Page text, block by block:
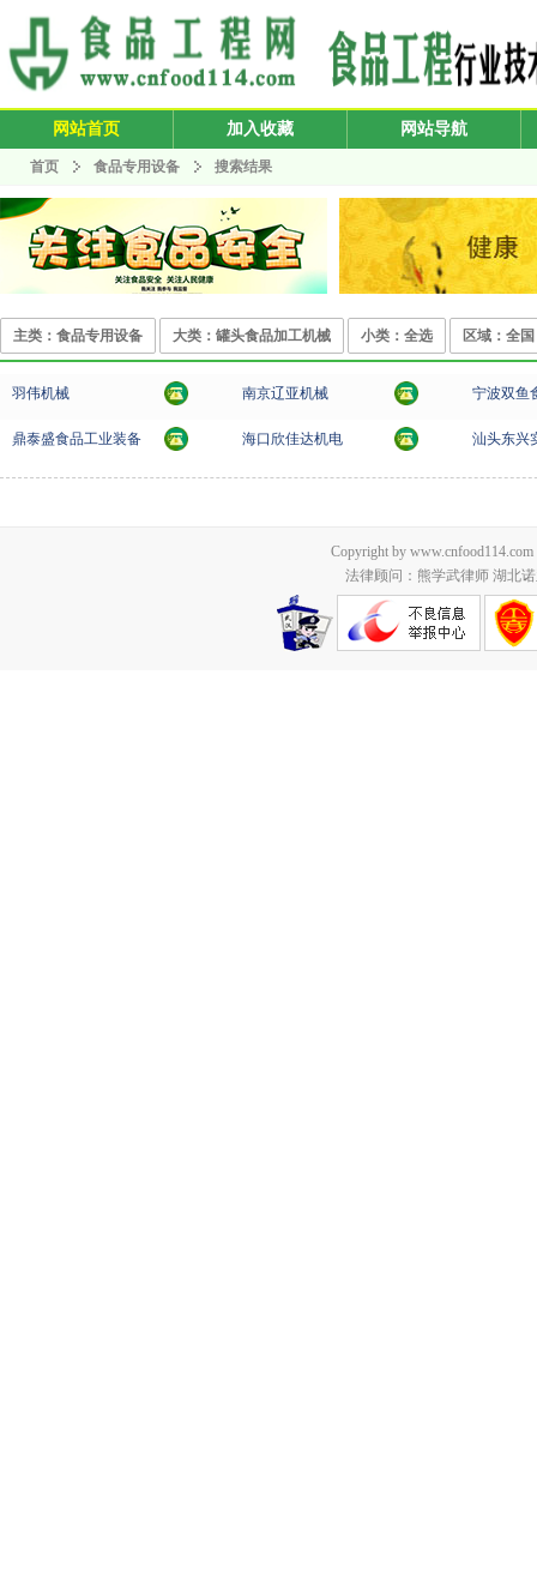
网站首页 加入收藏 网站导航
首页 食品专用设备 搜索结果
主类：食品专用设备 大类：罐头食品加工机械 小类：全选 区域：全国
羽伟机械 南京辽亚机械 宁波双鱼
鼎泰盛食品工业装备 海口欣佳达机电 汕头东兴
Copyright by
法律顾问：熊学武律师 湖北